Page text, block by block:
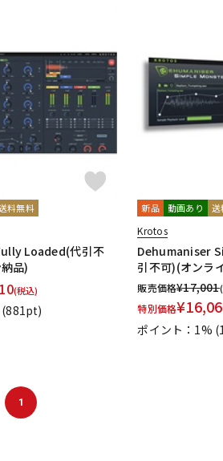
料無料
Loaded(代引不
品)
(税込)
(881pt)
新品 動画あり 送
Krotos
Dehumaniser
引不可)(オンラ
販売価格¥17,001
特別価格¥
ポイント：1%
1